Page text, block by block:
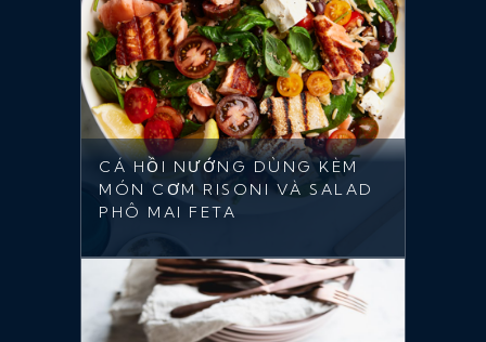
CÁ HỒI NƯỚNG DÙNG KÈM
MÓN CƠM RISONI VÀ SALAD
PHÔ MAI FETA